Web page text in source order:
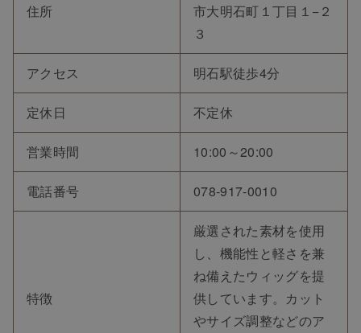
住所
市大明石町１丁目１−２
３
アクセス 明石駅徒歩4分
定休日 不定休
営業時間 10:00～20:00
電話番号 078-917-0010
特徴
厳選された素材を使用
し、機能性と軽さを兼
ね備えたウィッグを提
供しています。カット
やサイズ調整などのア